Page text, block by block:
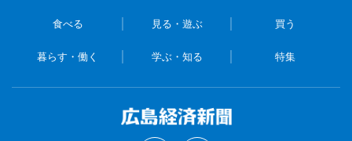
食べる 見る・遊ぶ 買う
暮らす・働く 学ぶ・知る 特集